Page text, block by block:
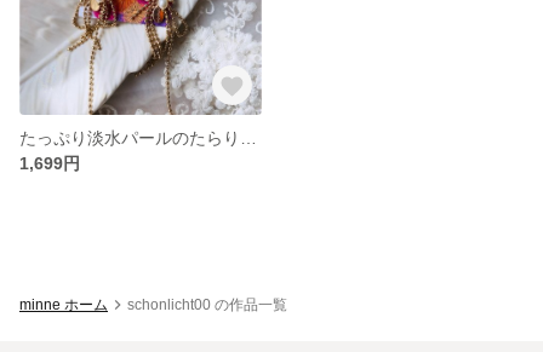
1,699円
minne ホーム schonlicht00 の作品一覧